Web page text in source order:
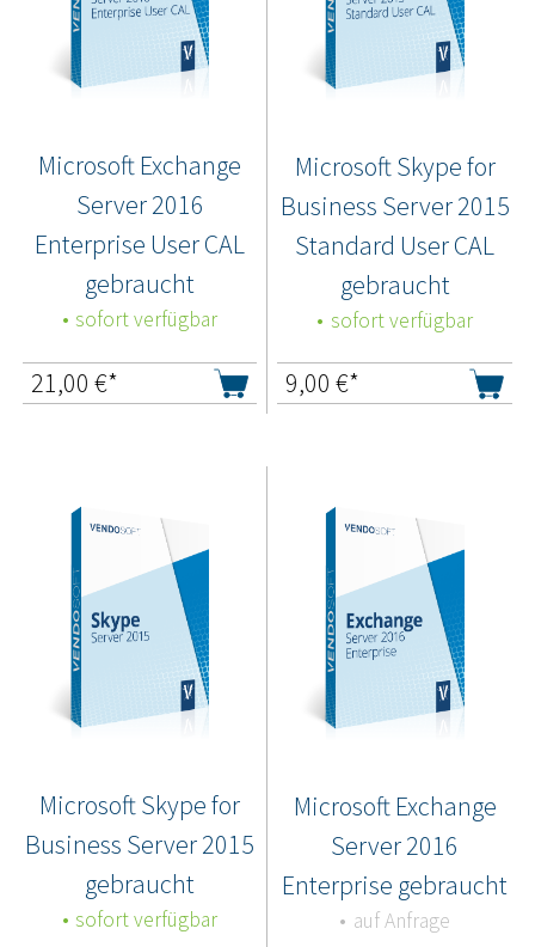
Microsoft Exchange
Server 2016
Enterprise User CAL
gebraucht
sofort verfügbar
21,00 €*
Microsoft Skype for
Business Server 2015
Standard User CAL
gebraucht
sofort verfügbar
9,00 €*
Microsoft Skype for
Business Server 2015
gebraucht
sofort verfügbar
Microsoft Exchange
Server 2016
Enterprise gebraucht
auf Anfrage